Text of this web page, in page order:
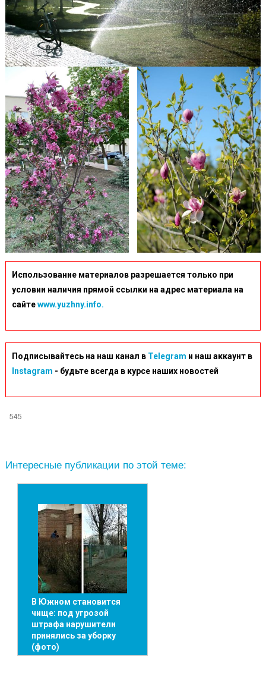
Использование материалов разрешается только при
условии наличия прямой ссылки на адрес материала на
сайтеwww.yuzhny.info.
Подписывайтесь на наш канал в Telegram и наш аккаунт в
Instagram - будьте всегда в курсе наших новостей
545
Интересные публикации по этой теме:
В Южном становится
чище: под угрозой
штрафа нарушители
принялись за уборку
(фото)